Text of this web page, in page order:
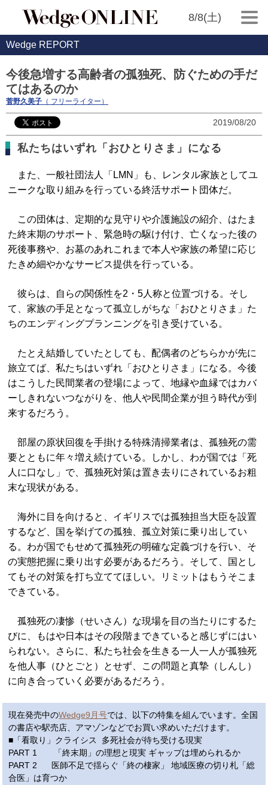
8/8(土)
Wedge REPORT
今後急増する高齢者の孤独死、防ぐための手だ
てはあるのか
菅野久美子 （ フリーライター）
2019/08/20
私たちはいずれ「おひとりさま」になる
また、一般社団法人「LMN」も、レンタル家族としてユ
ニークな取り組みを行っている終活サポート団体だ。
この団体は、定期的な見守りや介護施設の紹介、はたま
た終末期のサポート、緊急時の駆け付け、亡くなった後の
死後事務や、お墓のあれこれまで本人や家族の希望に応じ
たきめ細やかなサービス提供を行っている。
彼らは、自らの関係性を2・5人称と位置づける。そし
て、家族の手足となって孤立しがちな「おひとりさま」た
ちのエンディングプランニングを引き受けている。
たとえ結婚していたとしても、配偶者のどちらかが先に
旅立てば、私たちはいずれ「おひとりさま」になる。今後
はこうした民間業者の登場によって、地縁や血縁ではカバ
ーしきれないつながりを、他人や民間企業が担う時代が到
来するだろう。
部屋の原状回復を手掛ける特殊清掃業者は、孤独死の需
要とともに年々増え続けている。しかし、わが国では「死
人に口なし」で、孤独死対策は置き去りにされているお粗
末な現状がある。
海外に目を向けると、イギリスでは孤独担当大臣を設置
するなど、国を挙げての孤独、孤立対策に乗り出してい
る。わが国でもせめて孤独死の明確な定義づけを行い、そ
の実態把握に乗り出す必要があるだろう。そして、国とし
てもその対策を打ち立ててほしい。リミットはもうそこま
できている。
孤独死の凄惨（せいさん）な現場を目の当たりにするた
びに、もはや日本はその段階まできていると感じずにはい
られない。さらに、私たち社会を生きる一人一人が孤独死
を他人事（ひとごと）とせず、この問題と真摯（しんし）
に向き合っていく必要があるだろう。
現在発売中のWedge9月号では、以下の特集を組んでいます。全国
の書店や駅売店、アマゾンなどでお買い求めいただけます。
■「看取り」クライシス 多死社会が待ち受ける現実
PART 1 「終末期」の理想と現実 ギャップは埋められるか
PART 2 医師不足で揺らぐ「終の棲家」 地域医療の切り札「総
合医」は育つか